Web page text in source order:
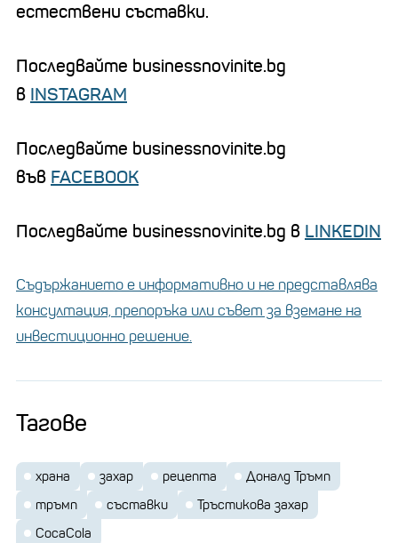
естествени съставки.
Последвайте businessnovinite.bg
в INSTAGRAM
Последвайте businessnovinite.bg
във FACEBOOK
Последвайте businessnovinite.bg в LINKEDIN
Съдържанието е информативно и не представлява
консултация, препоръка или съвет за вземане на
инвестиционно решение.
Тагове
храна захар рецепта
Доналд Тръмп
тръмп
съставки
Тръстикова захар
CocaCola